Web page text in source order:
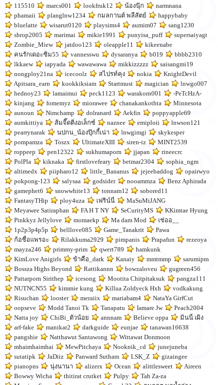
115510
marcs001 lookfruk12 น้องนุ๊ก
narmnana
phamaii
planglnw1234 กมลกานต์ พลีสัตย์
happybaby
bluelatte
wisarut0120 playsims4 aumim07
sang1230
shrop2005
marimai mikie1991 punyisa_puff
supersaiyagt
Zombie_Miew
jatdoo123 oleapple11
kikeenabe
คนรักเดอะซิม55
vannesswu dysaranya b019
bbbb2310
lkkaew
iapyada wawawawa mikkizzzzz
saisangmi19
nongploy21na
icecoolz สไปรท์คุง nokia
KnightDevil
Apitsara_earn
kookkiksiam Startmust magician
lnwgo007
hednoy23
lamaimui peck1123 warakorn001
-PeTcHzA-
kinjang
fomemyz miorawee chanakankothta
Minnesota
aunoun
Nimchamp dolranard Aekfin
poppyapple69
aumkittiya
ส้มจี๊ดติ่งอเล็กซ์ naznee emiploii
lnwson121
pearrynarak
นปกน_น้องปุ๊กกี้เน่า lnwgimgi
skykesper
pompamza
Toszx UltimateXIII siren-iz
MINT2539
roppeep
pen12322 sukhumaporn jjapan
rineecrc
PolPla
kiknaka firstlovefeary betmar2304
sophia_ngm
altimedx
piipharo12 little_Bananus jejeebaddog
opairwyo
pokpong-123
salysaa godsider nooammza
Benz Aphirada
gamephet6
snowwhite13 tonnam12
sobored11
FantasyTHip
ploy4uza เฟริน์นี่
MaSuMiJANG
Meyawee Satiraphan
FA H T NY SeCurityMS
KKimtae Hyung
Pinkkyz Jellylove
momaekp Ma dam Mod
เช่ออ__
1p2p3p4p5p
belllove085 Game_Tanakrit
Pawa
ก้อชื่อแพรอะ
Rilakkuma2929 pimpanis Prapafun
rezeoya
mayza246
primmy-prim qwert789
hamkunk
KimLove Anigirls
ข้าคือ_dark Kanaiy mmtmmp
sarumipm
Bossza Highs Beyond
Rattikannn bowzaloveu
gugreen456
Pattarporn Sirithep
icesong Mootita Chitpitaksuk
pangza111
NUTNCN55
kimmie kung Killua Zoldyeck Hxh
vodkakung
Risuchan
looster meraiix mariabam4
NataYa GirfCut
oopseve
Modd Tanoi Tk Tanapatu Iamare Jw
Peach2004
Natta joy
ChiBi_ตัวน้อย annnam Believe oppa
มินนี่ เผิง
arf-fake
manikar2 darkguide eunjae
tanawan16638
pangshie
Natthawut Santawong
Wittawat Donmoon
mhaimhaimhai
MewPitchaya Nooknik_cd
junejuneba
sutatipk
JaDiiz Panward Sutham LSK_Z
gizaingee
pianopns
นุ่งนานา alizerx Ocean alittlesweet
Aireen
Bowwy Wicha
thitirat crutket Pulpy
Tah Za-za